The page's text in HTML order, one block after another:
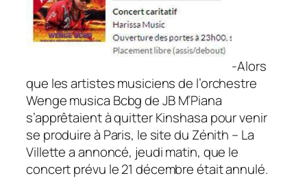
-Alors
que les artistes musiciens de l’orchestre
Wenge musica Bcbg de JB M’Piana
s’apprêtaient à quitter Kinshasa pour venir
se produire à Paris, le site du Zénith – La
Villette a annoncé, jeudi matin, que le
concert prévu le 21 décembre était annulé.